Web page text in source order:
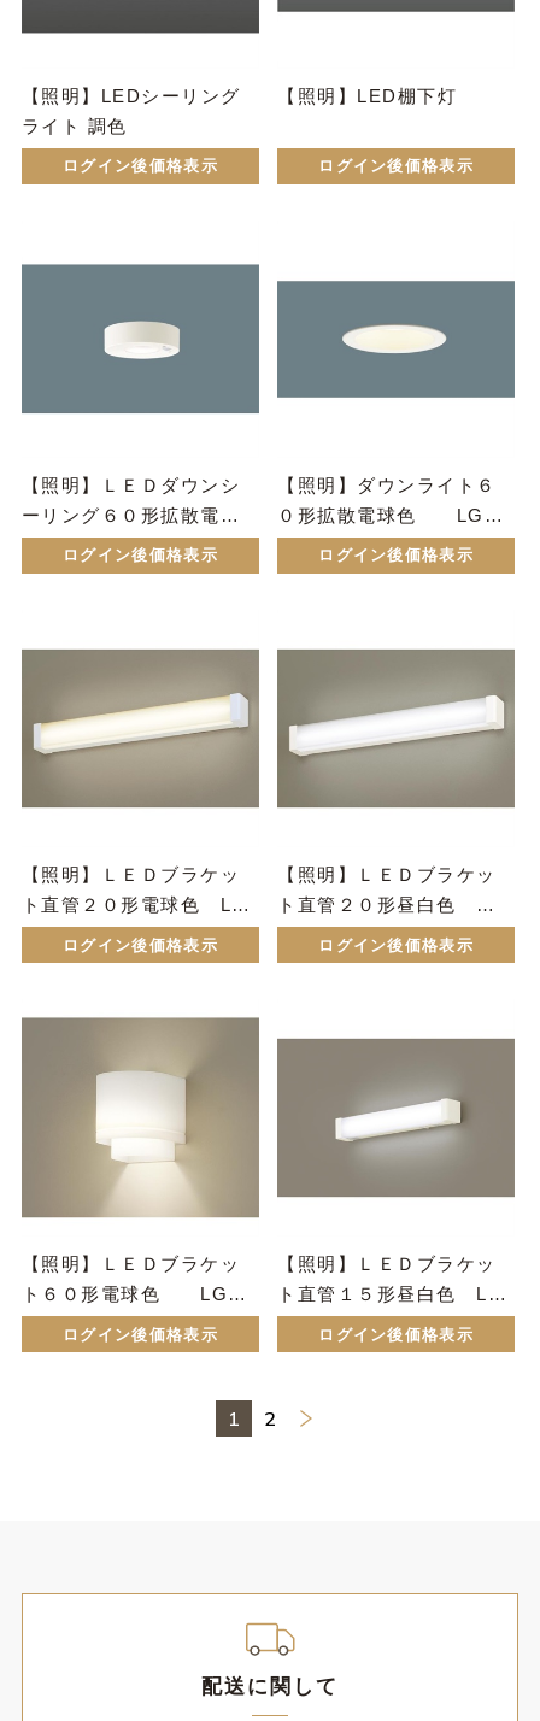
【照明】LEDシーリング
ライト 調色
ログイン後価格表示
【照明】LED棚下灯
ログイン後価格表示
【照明】ＬＥＤダウンシ
ーリング６０形拡散電球
色 LGBC58012LE1同等
品
ログイン後価格表示
【照明】ダウンライト６
０形拡散電球色 LGD1
100LLE1ログイン後価格表示
【照明】ＬＥＤブラケッ
ト直管２０形電球色 LG
B85033LE1同等品
ログイン後価格表示
【照明】ＬＥＤブラケッ
ト直管２０形昼白色 L
GB85032LE1同等品
ログイン後価格表示
【照明】ＬＥＤブラケッ
ト６０形電球色 LGB8
ログイン後価格表示
【照明】ＬＥＤブラケッ
ト直管１５形昼白色 LG
B85040LE1同等品
ログイン後価格表示
1 2
配送に関して